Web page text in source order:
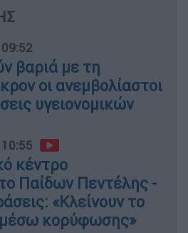
βαριά με τη
οι ανεμβολίαστοι
υγειονομικών
κέντρο
Παίδων Πεντέλης -
«Κλείνουν το
μέσω κορύφωσης»